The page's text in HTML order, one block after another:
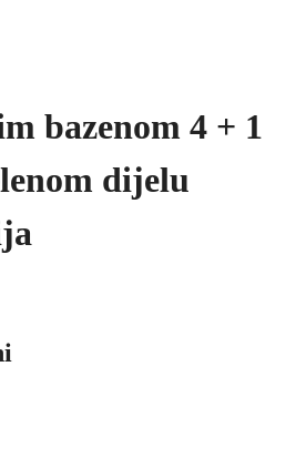
bazenom 4 + 1
dijelu